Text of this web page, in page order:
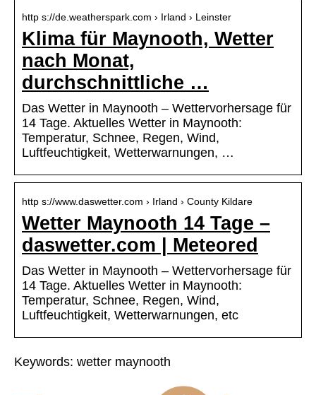
http s://de.weatherspark.com › Irland › Leinster
Klima für Maynooth, Wetter
nach Monat,
durchschnittliche …
Das Wetter in Maynooth – Wettervorhersage für
14 Tage. Aktuelles Wetter in Maynooth:
Temperatur, Schnee, Regen, Wind,
Luftfeuchtigkeit, Wetterwarnungen, …
http s://www.daswetter.com › Irland › County Kildare
Wetter Maynooth 14 Tage –
daswetter.com | Meteored
Das Wetter in Maynooth – Wettervorhersage für
14 Tage. Aktuelles Wetter in Maynooth:
Temperatur, Schnee, Regen, Wind,
Luftfeuchtigkeit, Wetterwarnungen, etc
Keywords: wetter maynooth